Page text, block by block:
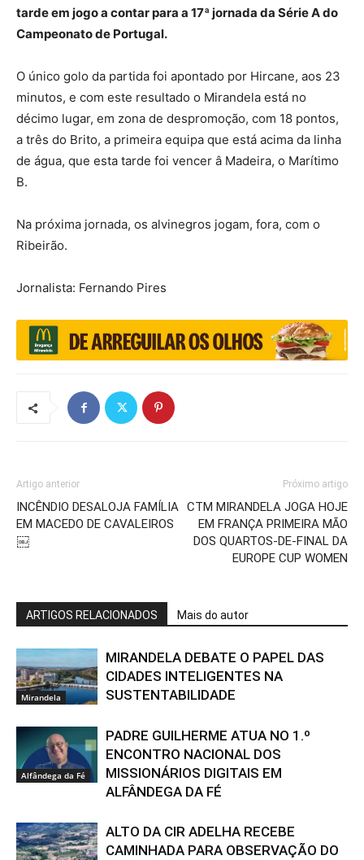
tarde em jogo a contar para a 17ª jornada da Série A do
Campeonato de Portugal.
O único golo da partida foi apontado por Hircane, aos 23
minutos, e com este resultado o Mirandela está no
décimo lugar, em zona de despromoção, com 18 pontos,
a três do Brito, a primeira equipa que está acima da linha
de água, que esta tarde foi vencer â Madeira, o Marítimo
B.
Na próxima jornada, os alvinegros jogam, fora, com o
Ribeirão.
Jornalista: Fernando Pires
Artigo anterior
INCÊNDIO DESALOJA FAMÍLIA
EM MACEDO DE CAVALEIROS
￼
Próximo artigo
CTM MIRANDELA JOGA HOJE
EM FRANÇA PRIMEIRA MÃO
DOS QUARTOS-DE-FINAL DA
EUROPE CUP WOMEN
ARTIGOS RELACIONADOS Mais do autor
Mirandela
MIRANDELA DEBATE O PAPEL DAS
CIDADES INTELIGENTES NA
SUSTENTABILIDADE
Alfândega da Fé
PADRE GUILHERME ATUA NO 1.º
ENCONTRO NACIONAL DOS
MISSIONÁRIOS DIGITAIS EM
ALFÂNDEGA DA FÉ
ALTO DA CIR ADELHA RECEBE
CAMINHADA PARA OBSERVAÇÃO DO